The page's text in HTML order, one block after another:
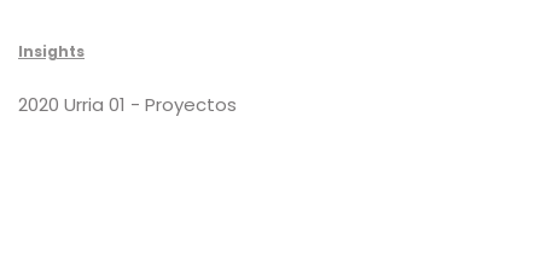
Ir directamente al contenido
Insights
2020 Urria 01 - Proyectos